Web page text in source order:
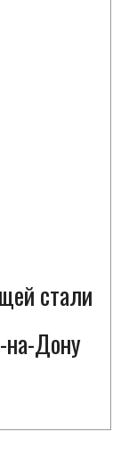
стали
на-Дону